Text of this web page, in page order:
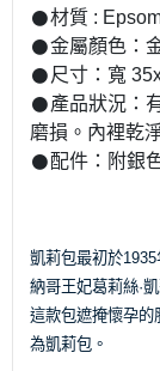
𒊹︎材質 :
𒊹︎金屬顏色：
𒊹︎尺寸：寬 35x
𒊹︎產品狀況：
磨損。內裡乾
𒊹︎配件：附銀
凱莉包最初於
納哥王妃葛莉絲·
這款包遮掩懷孕的
為凱莉包。